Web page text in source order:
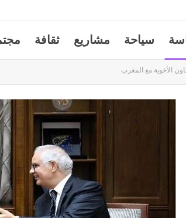
سياحة مشاريع ثقافة
الأخوية مع المغرب